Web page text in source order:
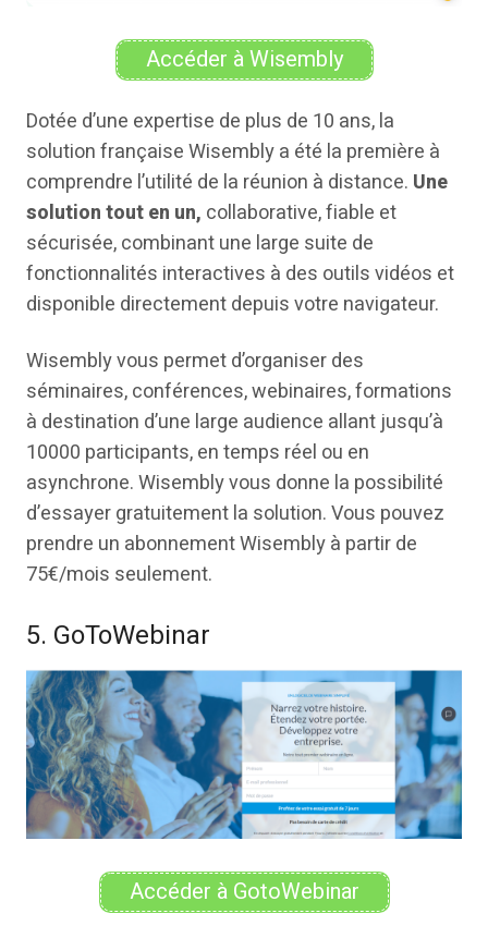
Accéder à Wisembly
Dotée d’une expertise de plus de 10 ans, la
solution française Wisembly a été la première à
comprendre l’utilité de la réunion à distance. Une
solution tout en un, collaborative, fiable et
sécurisée, combinant une large suite de
fonctionnalités interactives à des outils vidéos et
disponible directement depuis votre navigateur.
Wisembly vous permet d’organiser des
séminaires, conférences, webinaires, formations
à destination d’une large audience allant jusqu’à
10000 participants, en temps réel ou en
asynchrone. Wisembly vous donne la possibilité
d’essayer gratuitement la solution. Vous pouvez
prendre un abonnement Wisembly à partir de
75€/mois seulement.
5. GoToWebinar
Accéder à GotoWebinar